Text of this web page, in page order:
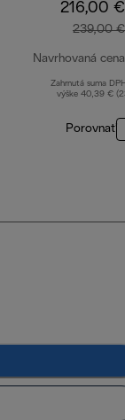
216,00 €
239,00 €
Navrhovaná cena
Zahrnutá suma
výške 40,39 €
Porovnať